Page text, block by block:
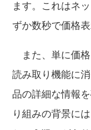
ます。これはネ
ずか数秒で価格
また、単に価
読み取り機能に
品の詳細な情報
り組みの背景に